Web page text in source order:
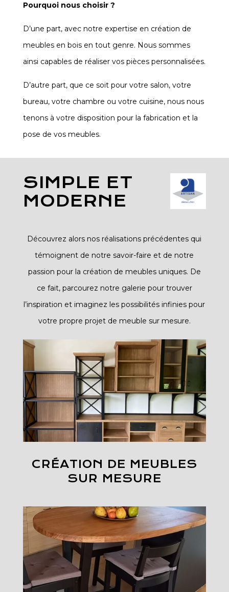
Pourquoi nous choisir ?
D’une part, avec notre expertise en création de
meubles en bois en tout genre. Nous sommes
ainsi capables de réaliser vos pièces personnalisées.
D’autre part, que ce soit pour votre salon, votre
bureau, votre chambre ou votre cuisine, nous nous
tenons à votre disposition pour la fabrication et la
pose de vos meubles.
SIMPLE ET
MODERNE
Découvrez alors nos réalisations précédentes qui
témoignent de notre savoir-faire et de notre
passion pour la création de meubles uniques. De
ce fait, parcourez notre galerie pour trouver
l’inspiration et imaginez les possibilités infinies pour
votre propre projet de meuble sur mesure.
CRÉATION DE MEUBLES
SUR MESURE